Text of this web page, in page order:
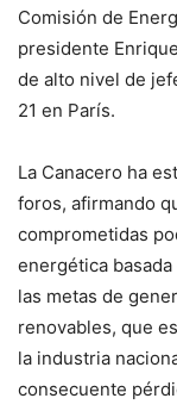
Comisión de
presidente
de alto nivel de
21 en París.
La Canacero ha
foros, afirmando
comprometidas
energética
las metas de
renovables, que
la industria
consecuente